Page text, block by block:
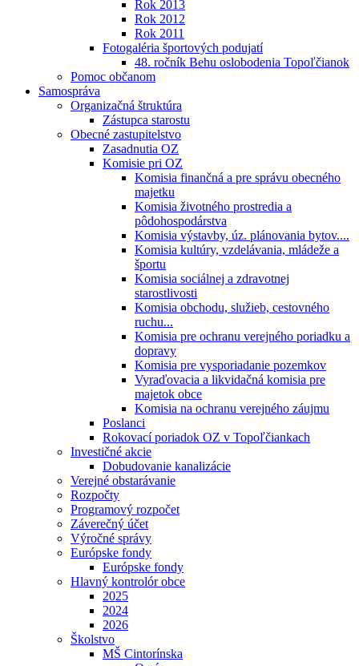
Rok 2013
Rok 2012
Rok 2011
Fotogaléria športových podujatí
48. ročník Behu oslobodenia Topoľčianok
Pomoc občanom
Samospráva
Organizačná štruktúra
Zástupca starostu
Obecné zastupitelstvo
Zasadnutia OZ
Komisie pri OZ
Komisia finančná a pre správu obecného
majetku
Komisia životného prostredia a
pôdohospodárstva
Komisia výstavby, úz. plánovania bytov....
Komisia kultúry, vzdelávania, mládeže a
športu
Komisia sociálnej a zdravotnej
starostlivosti
Komisia obchodu, služieb, cestovného
ruchu...
Komisia pre ochranu verejného poriadku a
dopravy
Komisia pre vysporiadanie pozemkov
Vyraďovacia a likvidačná komisia pre
majetok obce
Komisia na ochranu verejného záujmu
Poslanci
Rokovací poriadok OZ v Topoľčiankach
Investičné akcie
Dobudovanie kanalizácie
Verejné obstarávanie
Rozpočty
Programový rozpočet
Záverečný účet
Výročné správy
Európske fondy
Európske fondy
Hlavný kontrolór obce
2025
2024
2026
Školstvo
MŠ Cintorínska